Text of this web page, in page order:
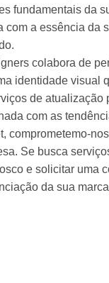
fundamentais da
com a essência da
colabora de
identidade visual
de
com as
comprometemo-
Se busca
e solicitar uma
da sua